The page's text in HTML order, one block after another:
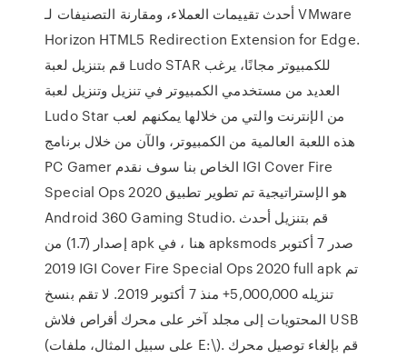
أحدث تقييمات العملاء، ومقارنة التصنيفات لـ VMware
Horizon HTML5 Redirection Extension for Edge.
قم بتنزيل لعبة Ludo STAR للكمبيوتر مجانًا، يرغب
العديد من مستخدمي الكمبيوتر في تنزيل وتنزيل لعبة
Ludo Star من الإنترنت والتي من خلالها يمكنهم لعب
هذه اللعبة العالمية من الكمبيوتر، والآن من خلال برنامج
PC Gamer الخاص بنا سوف نقدم IGI Cover Fire
Special Ops 2020 هو الإستراتيجية تم تطوير تطبيق
Android 360 Gaming Studio. قم بتنزيل أحدث
إصدار (1.7) من apk هنا ، في apksmods صدر 7 أكتوبر
2019 IGI Cover Fire Special Ops 2020 full apk تم
تنزيله 5,000,000+ منذ 7 أكتوبر 2019. لا تقم بنسخ
المحتويات إلى مجلد آخر على محرك أقراص فلاش USB
(على سبيل المثال، ملفات E:\). قم بإلغاء توصيل محرك